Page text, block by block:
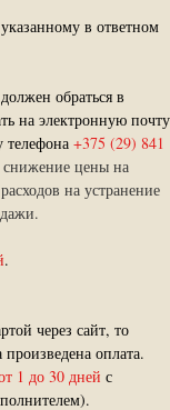
в ответном
обраться в
на электронную почту
+375 (29) 841
цены на
на устранение
.
через сайт, то
произведена оплата.
1 до 30 дней с